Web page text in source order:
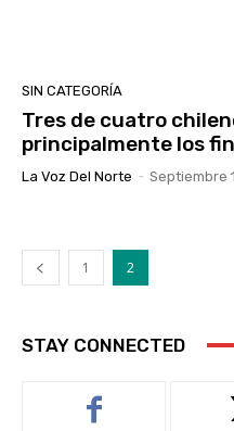
SIN CATEGORÍA
Tres de cuatro
principalmente los
La Voz Del Norte - Septiembre
1 2
STAY CONNECTED